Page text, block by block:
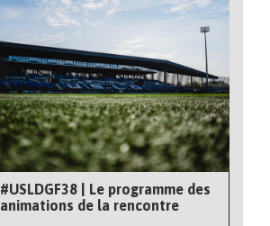
#USLDGF38 | Le programme des
animations de la rencontre